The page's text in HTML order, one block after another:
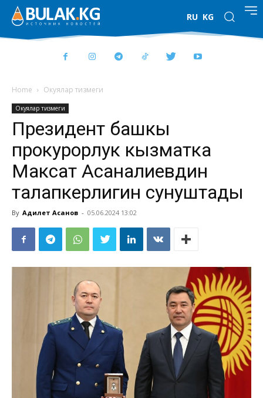
RU KG
Home Окуялар тизмеги
Окуялар тизмеги
Президент башкы
прокурорлук кызматка
Максат Асаналиевдин
талапкерлигин сунуштады
By Адилет Асанов - 05.06.2024 13:02